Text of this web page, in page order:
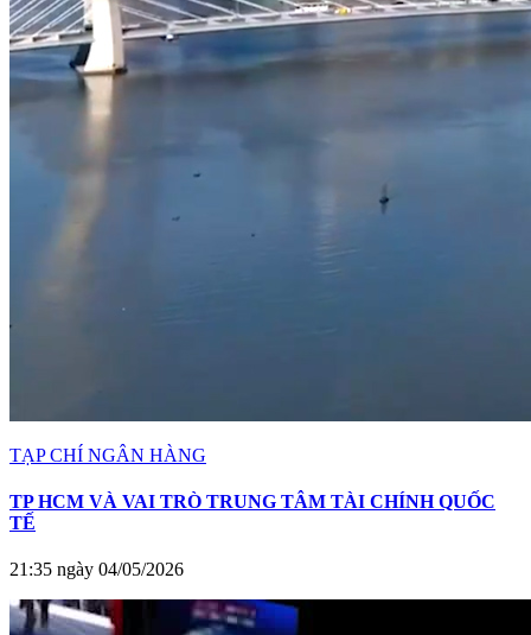
TẠP CHÍ NGÂN HÀNG
TP HCM VÀ VAI TRÒ TRUNG TÂM TÀI CHÍNH QUỐC
TẾ
21:35 ngày 04/05/2026